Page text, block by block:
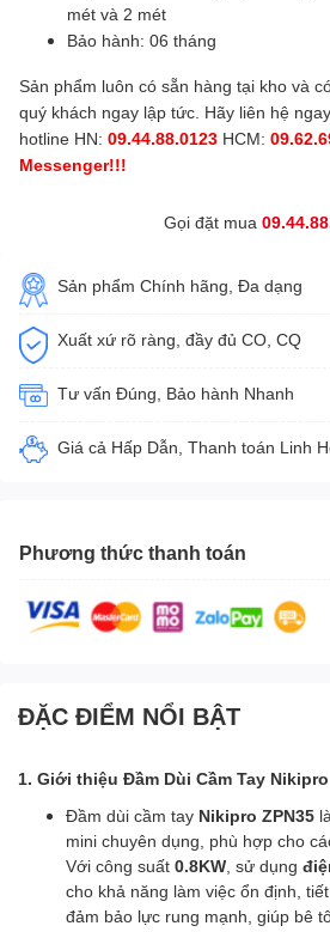
mét và 2 mét
Bảo hành: 06 tháng
Sản phẩm luôn có sẵn hàng tại kho và
quý khách ngay lập tức. Hãy liên hệ
hotline HN: 09.44.88.0123 HCM:
Messenger!!!
Gọi đặt mua
Sản phẩm Chính hãng, Đa dạng
Xuất xứ rõ ràng, đầy đủ CO, CQ
Tư vấn Đúng, Bảo hành Nhanh
Giá cả Hấp Dẫn, Thanh toán Linh
Phương thức thanh toán
ĐẶC ĐIỂM NỔI BẬT
1. Giới thiệu Đầm Dùi Cầm Tay Nikipro
Đầm dùi cầm tay Nikipro ZPN35
mini chuyên dụng, phù hợp cho
Với công suất 0.8KW , sử dụng
cho khả năng làm việc ổn định,
đảm bảo lực rung mạnh, giúp bê